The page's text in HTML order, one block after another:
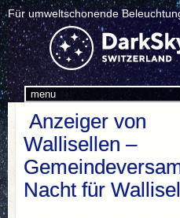
Für umweltschonende
menu
Anzeiger von
Wallisellen –
Nacht für